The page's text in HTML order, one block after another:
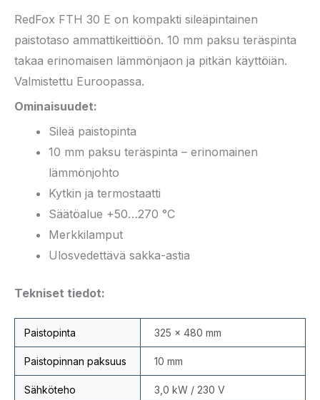
RedFox FTH 30 E on kompakti sileäpintainen
paistotaso ammattikeittiöön. 10 mm paksu teräspinta
takaa erinomaisen lämmönjaon ja pitkän käyttöiän.
Valmistettu Euroopassa.
Ominaisuudet:
Sileä paistopinta
10 mm paksu teräspinta – erinomainen
lämmönjohto
Kytkin ja termostaatti
Säätöalue +50…270 °C
Merkkilamput
Ulosvedettävä sakka-astia
Tekniset tiedot:
Paistopinta 325 × 480 mm
Paistopinnan paksuus 10 mm
Sähköteho 3,0 kW / 230 V